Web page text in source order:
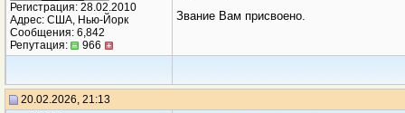
Регистрация: 28.02.2010
Адрес: США, Нью-Йорк
Сообщения: 6,842
Репутация:
966
Звание Вам присвоено.
20.02.2026, 21:13